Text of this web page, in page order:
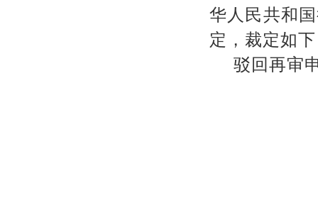
华人民共和
定，裁定如
驳回再审